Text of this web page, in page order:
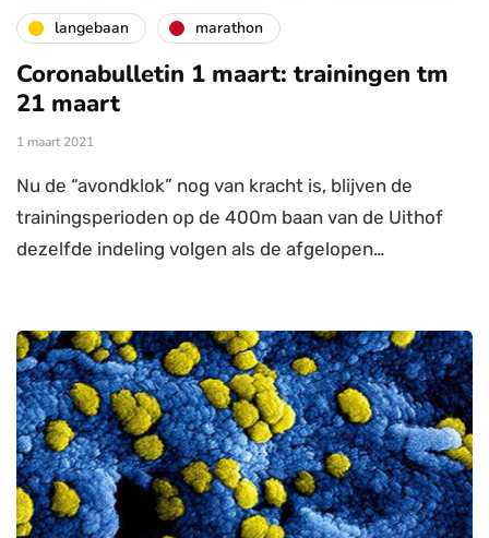
langebaan marathon
Coronabulletin 1 maart: trainingen tm
21 maart
1 maart 2021
Nu de “avondklok” nog van kracht is, blijven de
trainingsperioden op de 400m baan van de Uithof
dezelfde indeling volgen als de afgelopen…